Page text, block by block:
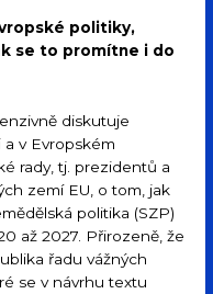
politiky,
se to promítne i do
diskutuje
v Evropském
rady, tj. prezidentů a
zemí EU, o tom, jak
politika (SZP)
až 2027. Přirozeně, že
řadu vážných
se v návrhu textu